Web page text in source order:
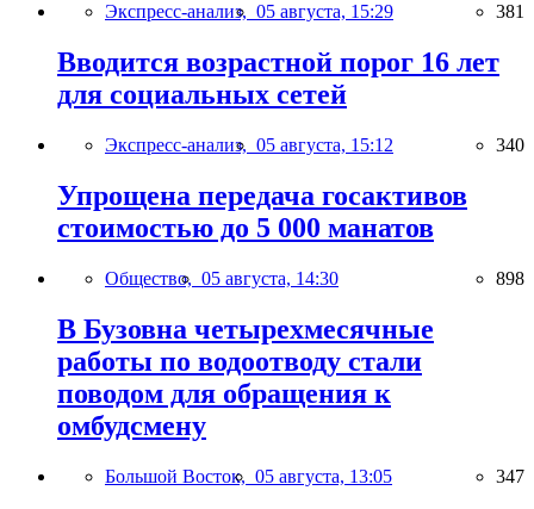
Экспресс-анализ, 05 августа, 15:29 381
Вводится возрастной порог 16 лет
для социальных сетей
Экспресс-анализ, 05 августа, 15:12 340
Упрощена передача госактивов
стоимостью до 5 000 манатов
Общество, 05 августа, 14:30 898
В Бузовна четырехмесячные
работы по водоотводу стали
поводом для обращения к
омбудсмену
Большой Восток, 05 августа, 13:05 347